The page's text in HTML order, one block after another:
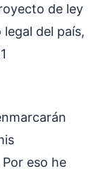
de ley
del país,
eso he